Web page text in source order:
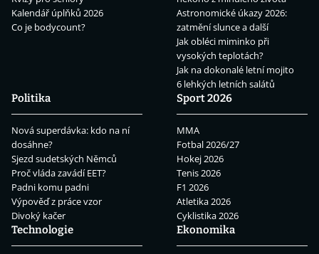
Kalendář úplňků 2026
Co je bodycount?
Astronomické úkazy 2026:
zatmění slunce a další
Jak obléci miminko při
vysokých teplotách?
Jak na dokonalé letní mojito
6 lehkých letních salátů
Politika
Nová superdávka: kdo na ní
dosáhne?
Sjezd sudetských Němců
Proč vláda zavádí EET?
Padni komu padni
Výpověď z práce vzor
Divoký kačer
Sport 2026
MMA
Fotbal 2026/27
Hokej 2026
Tenis 2026
F1 2026
Atletika 2026
Cyklistika 2026
Technologie
Ekonomika